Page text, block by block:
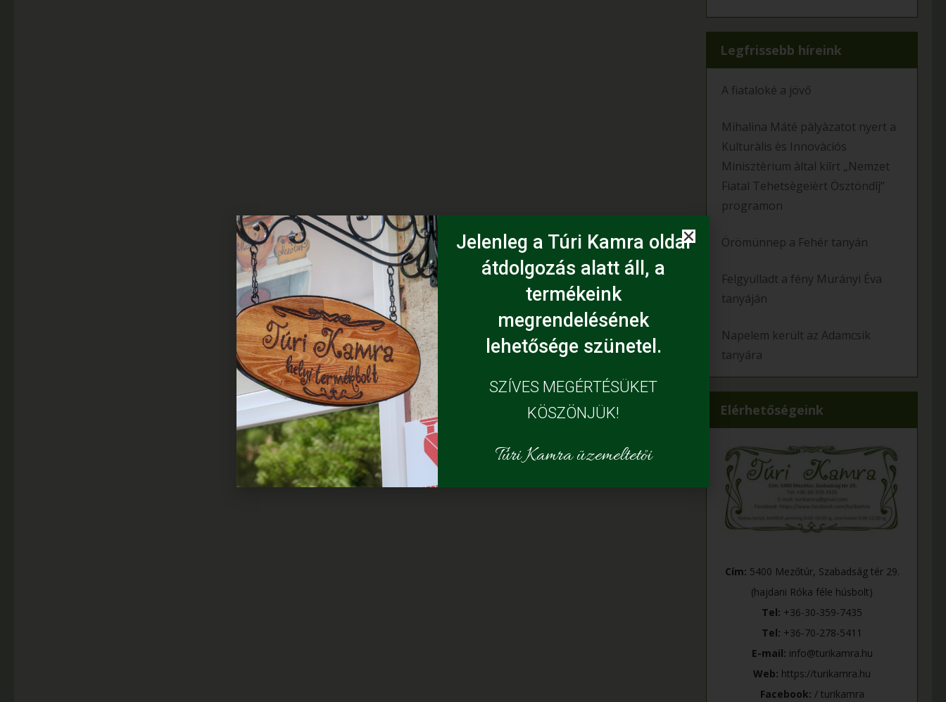
Legfrissebb híreink
A fiataloké a jövő
Mihalina Máté pàlyàzatot nyert a
Kulturàlis ès Innovàciós
Minisztèrium àltal kiîrt „Nemzet
Fiatal Tehetsègeièrt Ösztöndîj”
programon
Örömünnep a Fehér tanyán
Felgyulladt a fény Murányi Éva
tanyáján
Napelem került az Adamcsik
tanyára
Elérhetőségeink
Cím: 5400 Mezőtúr, Szabadság tér 29.
(hajdani Róka féle húsbolt)
Tel: +36-30-359-7435
Tel: +36-70-278-5411
E-mail: info@turikamra.hu
Web: https://turikamra.hu
Facebook: / turikamra
Jelenleg a Túri Kamra oldal
átdolgozás alatt áll, a
termékeink
megrendelésének
lehetősége szünetel.
SZÍVES MEGÉRTÉSÜKET
KÖSZÖNJÜK!
Túri Kamra üzemeltetői